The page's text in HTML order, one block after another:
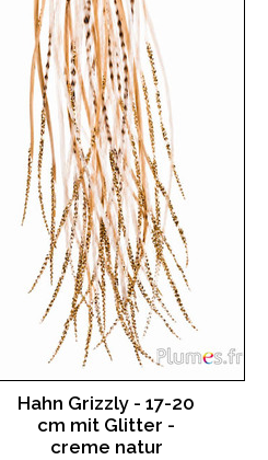
Hahn Grizzly - 17-20
cm mit Glitter -
creme natur